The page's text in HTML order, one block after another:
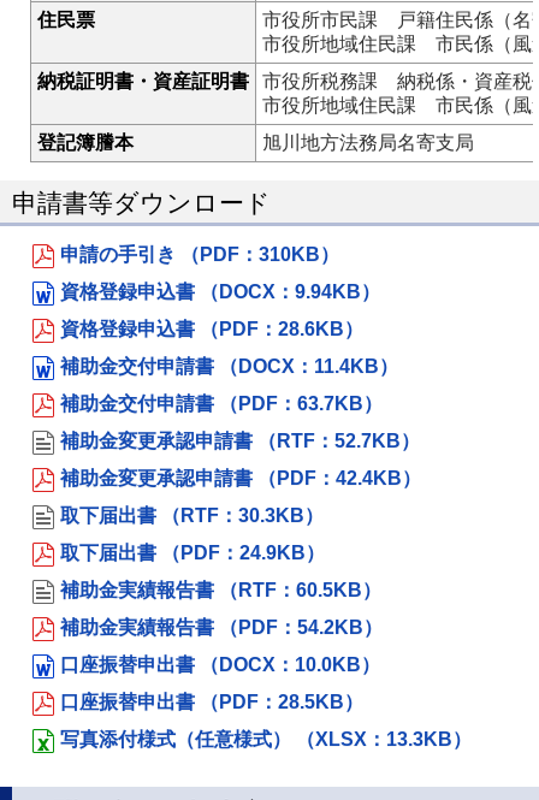
住民票
市役所市民課 戸籍住民係（名
市役所地域住民課 市民係（風
納税証明書・資産証明書
市役所税務課 納税係・資産税
市役所地域住民課 市民係（風
登記簿謄本
旭川地方法務局名寄支局
申請書等ダウンロード
申請の手引き （PDF：310KB）
資格登録申込書 （DOCX：9.94KB）
資格登録申込書 （PDF：28.6KB）
補助金交付申請書 （DOCX：11.4KB）
補助金交付申請書 （PDF：63.7KB）
補助金変更承認申請書 （RTF：52.7KB）
補助金変更承認申請書 （PDF：42.4KB）
取下届出書 （RTF：30.3KB）
取下届出書 （PDF：24.9KB）
補助金実績報告書 （RTF：60.5KB）
補助金実績報告書 （PDF：54.2KB）
口座振替申出書 （DOCX：10.0KB）
口座振替申出書 （PDF：28.5KB）
写真添付様式（任意様式） （XLSX：13.3KB）